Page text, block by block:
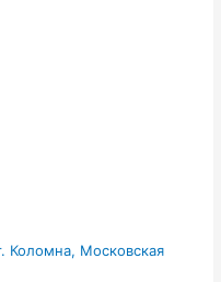
Коломна, Московская